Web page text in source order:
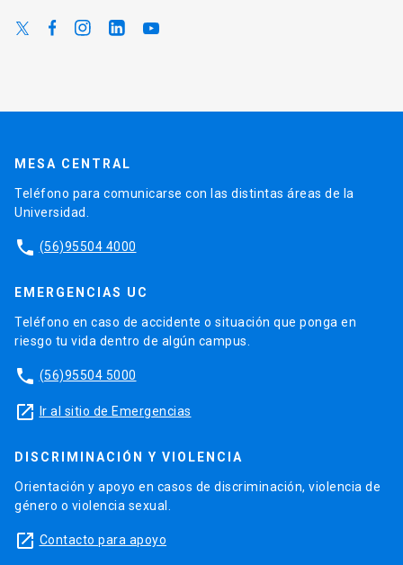
MESA CENTRAL
Teléfono para comunicarse con las distintas áreas de la
Universidad.
phone (56)95504 4000
EMERGENCIAS UC
Teléfono en caso de accidente o situación que ponga en
riesgo tu vida dentro de algún campus.
phone (56)95504 5000
launch Ir al sitio de Emergencias
DISCRIMINACIÓN Y VIOLENCIA
Orientación y apoyo en casos de discriminación, violencia de
género o violencia sexual.
launch Contacto para apoyo